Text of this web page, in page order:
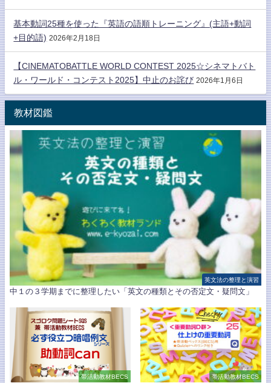
基本動詞25種を使った『英語の語順トレーニング』(主語+動詞
+目的語) 2026年2月18日
【CINEMATOBATTLE WORLD CONTEST 2025☆シネマトバト
ル・ワールド・コンテスト2025】中止のお詫び 2026年1月6日
教材図鑑
英文法の整理と演習
中１の３学期までに整理したい「英文の種類とその否定文・疑問文」
帯活動教材BECS 帯活動教材BECS